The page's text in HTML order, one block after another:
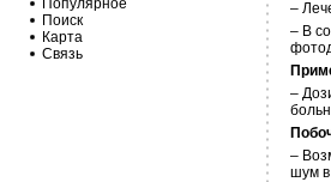
Популярное
Поиск
Карта
Связь
–
– В
–
–
шум в